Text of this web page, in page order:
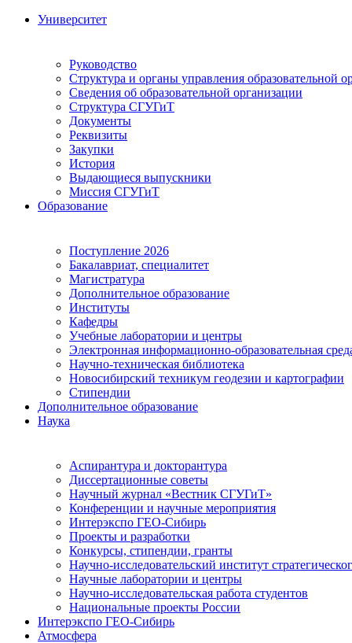
Университет
Руководство
Структура и органы управления образовательной
Сведения об образовательной организации
Структура СГУГиТ
Документы
Реквизиты
Закупки
История
Выдающиеся выпускники
Миссия СГУГиТ
Образование
Поступление 2026
Бакалавриат, специалитет
Магистратура
Дополнительное образование
Институты
Кафедры
Учебные лаборатории и центры
Электронная информационно-образовательная
Научно-техническая библиотека
Новосибирский техникум геодезии и картографии
Стипендии
Дополнительное образование
Наука
Аспирантура и докторантура
Диссертационные советы
Научный журнал «Вестник СГУГиТ»
Конференции и научные мероприятия
Интерэкспо ГЕО-Сибирь
Проекты и разработки
Конкурсы, стипендии, гранты
Научно-исследовательский институт
Научные лаборатории и центры
Научно-исследовательская работа студентов
Национальные проекты России
Интерэкспо ГЕО-Сибирь
Атмосфера